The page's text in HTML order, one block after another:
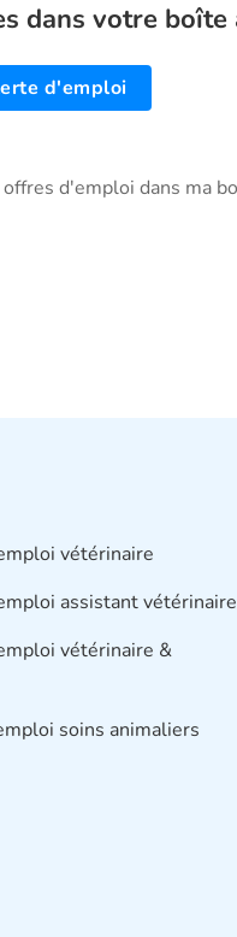
dans votre
d'emploi
d'emploi dans ma
vétérinaire
assistant vétérinaire
vétérinaire &
soins animaliers